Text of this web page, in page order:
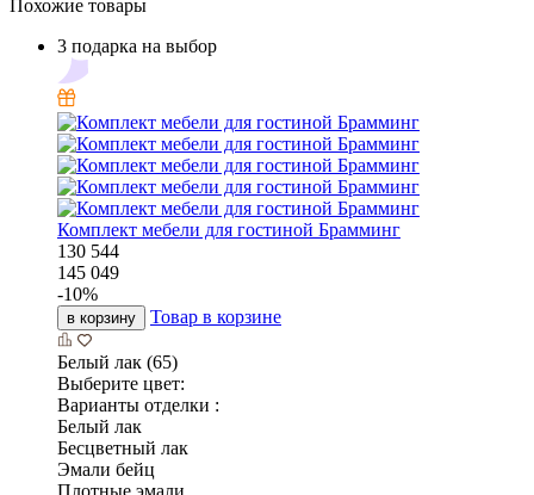
Похожие товары
3 подарка на выбор
Комплект мебели для гостиной Брамминг
130 544
145 049
-10%
в корзину Товар в корзине
Белый лак (65)
Выберите цвет:
Варианты отделки :
Белый лак
Бесцветный лак
Эмали бейц